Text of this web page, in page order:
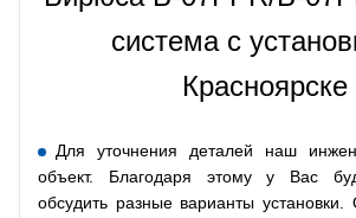
система с
Красноярске
Для уточнения деталей наш
объект. Благодаря этому у Вас
обсудить разные варианты